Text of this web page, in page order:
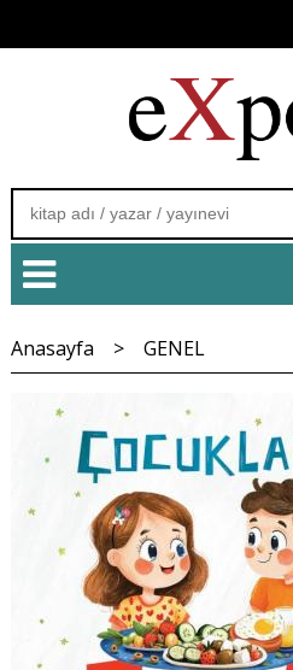
Anasayfa > GENEL